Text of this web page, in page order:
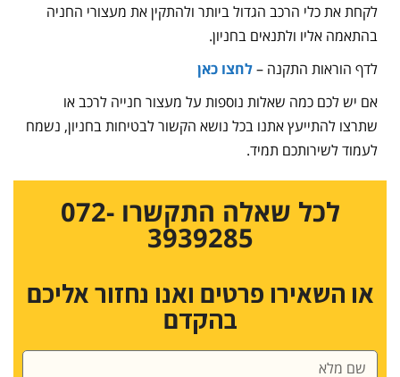
לקחת את כלי הרכב הגדול ביותר ולהתקין את מעצורי החניה
בהתאמה אליו ולתנאים בחניון.
לדף הוראות התקנה –לחצו כאן
אם יש לכם כמה שאלות נוספות על מעצור חנייה לרכב או
שתרצו להתייעץ אתנו בכל נושא הקשור לבטיחות בחניון, נשמח
לעמוד לשירותכם תמיד.
לכל שאלה התקשרו 072-
3939285
או השאירו פרטים ואנו נחזור אליכם
בהקדם